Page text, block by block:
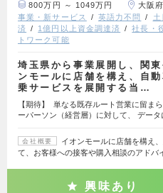
800万円 ～ 1049万円 大阪府
事業・新サービス
英語力不問
済
1億円以上資金調達済 社長・
トワーク可能
埼玉県から事業展開し、関
ンモールに店舗を構え、自
乗サービスを展開する当…
【期待】 単なる既存ルート営業に留ま
ーパーソン（経営層）に対して、 データ
会社概要
イオンモールに店舗を構え
て、お客様への接客や購入相談のアドバ
興味あり